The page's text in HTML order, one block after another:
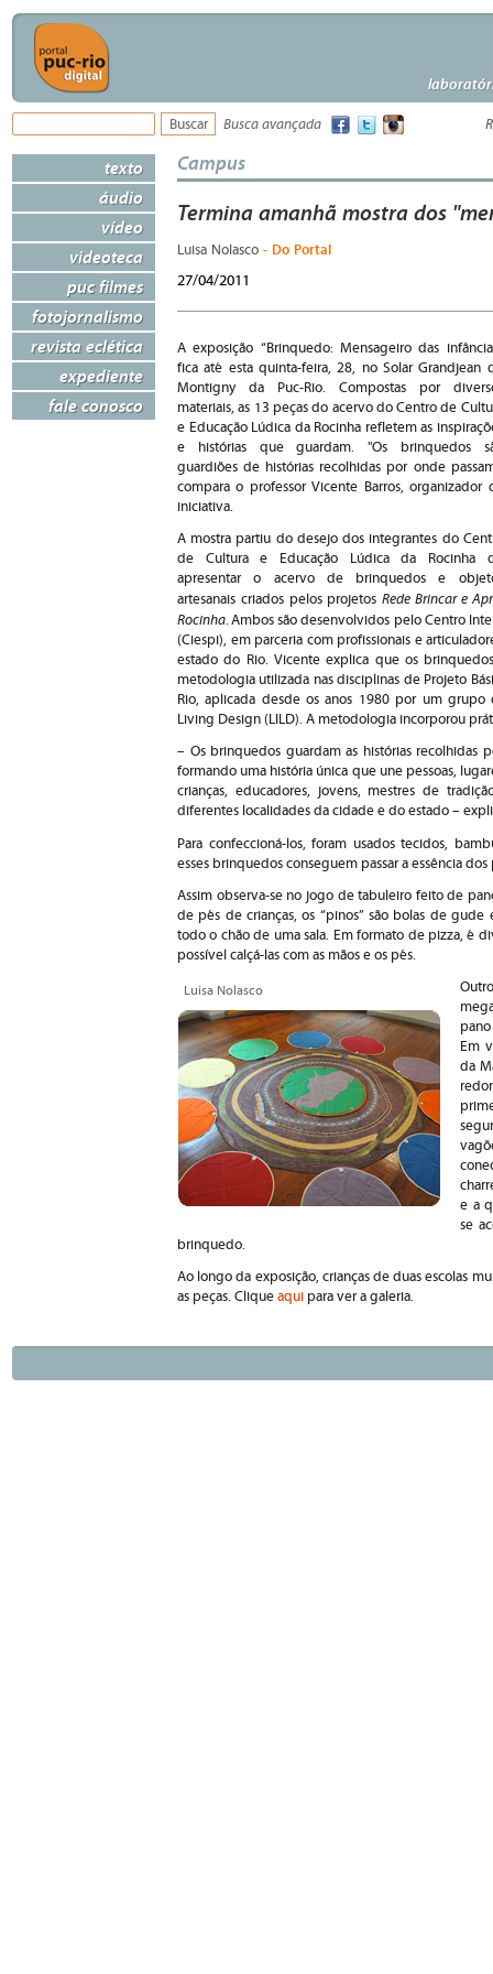
Busca avançada
texto
áudio
vídeo
videoteca
puc filmes
fotojornalismo
revista eclética
expediente
fale conosco
Campus
Termina amanhã mostra dos
Luisa Nolasco - Do Portal
27/04/2011
A exposição “Brinquedo: Mensageiro das
fica até esta quinta-feira, 28, no Solar Grandjean
Montigny da Puc-Rio. Compostas por
materiais, as 13 peças do acervo do Centro de
e Educação Lúdica da Rocinha refletem as
e histórias que guardam. "Os brinquedos
guardiões de histórias recolhidas por onde
compara o professor Vicente Barros, organizador
iniciativa.
A mostra partiu do desejo dos integrantes do
de Cultura e Educação Lúdica da Rocinha
apresentar o acervo de brinquedos e
artesanais criados pelos projetosRede Brincar e
Rocinha.Ambos são desenvolvidos pelo Centro
(Ciespi), em parceria com profissionais e
estado do Rio. Vicente explica que os
metodologia utilizada nas disciplinas de Projeto
Rio, aplicada desde os anos 1980 por um
Living Design (LILD). A metodologia incorporou
– Os brinquedos guardam as histórias recolhidas
formando uma história única que une pessoas,
crianças, educadores, jovens, mestres de
diferentes localidades da cidade e do estado –
Para confeccioná-los, foram usados tecidos,
esses brinquedos conseguem passar a essência
Assim observa-se no jogo de tabuleiro feito de
de pés de crianças, os “pinos” são bolas de
todo o chão de uma sala. Em formato de pizza, é
possível calçá-las com as mãos e os pés.
Luisa Nolasco
Em
da
e a
se
brinquedo.
Ao longo da exposição, crianças de duas escolas
as peças. Clique aqui para ver a galeria.